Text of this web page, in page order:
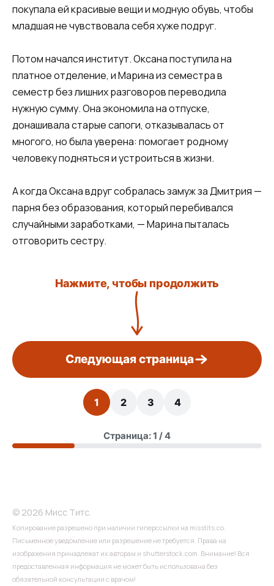
покупала ей красивые вещи и модную обувь, чтобы
младшая не чувствовала себя хуже подруг.
Потом начался институт. Оксана поступила на
платное отделение, и Марина из семестра в
семестр без лишних разговоров переводила
нужную сумму. Она экономила на отпуске,
донашивала старые сапоги, отказывалась от
многого, но была уверена: помогает родному
человеку подняться и устроиться в жизни.
А когда Оксана вдруг собралась замуж за Дмитрия —
парня без образования, который перебивался
случайными заработками, — Марина пыталась
отговорить сестру.
Нажмите, чтобы продолжить
Следующая страница
1 2 3 4
Страница: 1 / 4
© 2026 Мисс Титс.
Копирование разрешено при наличии гиперссылки на misstits.co.
Письменное уведомление или разрешение не требуется. Права на
изображения принадлежат их авторам и shutterstock.com. Внимание! Вся
предоставленная информация не может быть использована без
обязательной консультации с врачом!